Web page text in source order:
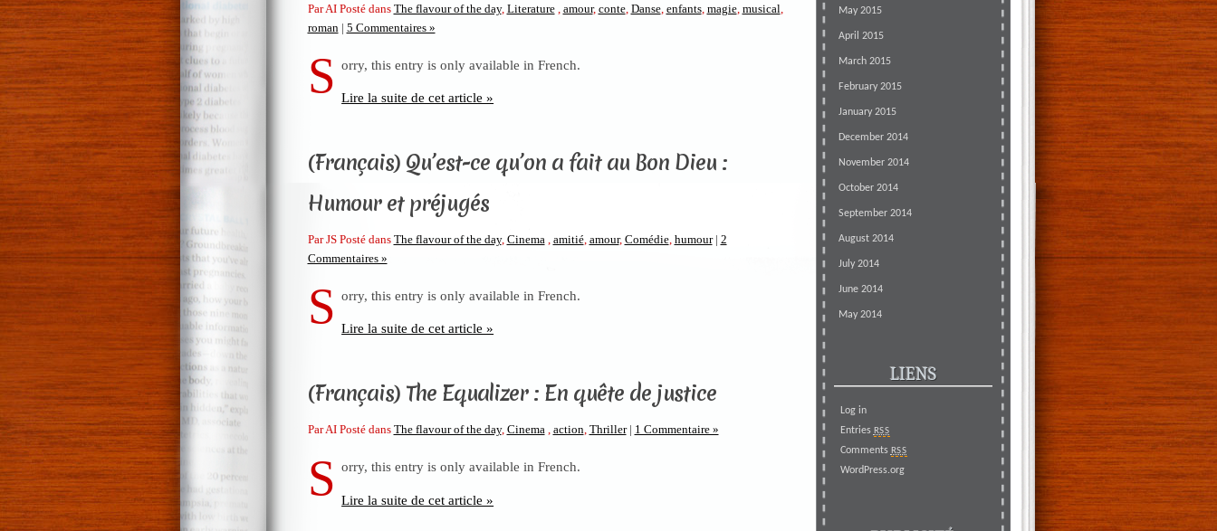
Par AI Posté dans The flavour of the day, Literature, amour, conte, Danse, enfants, magie, musical
roman | 5 Commentaires »
S orry, this entry is only available in French.
Lire la suite de cet article »
(Français) Qu’est-ce qu’on a fait au Bon Dieu :
Humour et préjugés
Par JS Posté dans The flavour of the day, Cinema amitié, amour, Comédie, humour | 2
Commentaires »
S orry, this entry is only available in French.
Lire la suite de cet article »
(Français) The Equalizer : En quête de justice
Par AI Posté dans The flavour of the day, Cinema, action, Thriller | 1 Commentaire »
S orry, this entry is only available in French.
Lire la suite de cet article »
May 2015
April 2015
March 2015
February 2015
January 2015
December 2014
November 2014
October 2014
September 2014
August 2014
July 2014
June 2014
May 2014
LIENS
Log in
Entries RSS
Comments RSS
WordPress.org